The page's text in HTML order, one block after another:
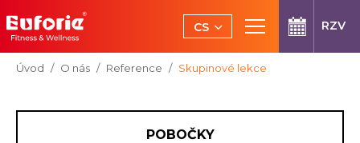
Přeskočit na hlavní obsah
CS
EN
RZV
Jsi tady:
Úvod O nás Reference Skupinové lekce
POBOČKY